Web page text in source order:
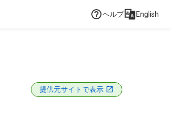
ヘルプ English
提供元サイトで表示